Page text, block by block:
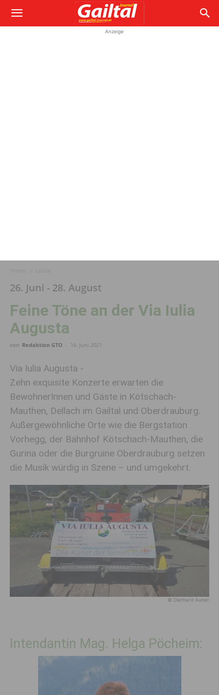
Anzeige
26. Juni - 28. August
Feine Töne an der Via Iulia
Augusta
von Redaktion GTO - 16. Juni 2021
Via Iulia Augusta -
Zehn exquisite Konzerte erwarten die
BewohnerInnen und Gäste in Kötschach-
Mauthen, Dellach im Gailtal und Oberdrauburg.
Außergewöhnliche Orte wie die Bergstation
Vorhegg, der Bahnhof Kötschach-Mauthen, die
Gurina oder die Burgruine Oberdrauburg setzen
die Musik würdig in Szene – und umgekehrt.
© Diethard Auner
Intendantin Mag. Helga Pöcheim: